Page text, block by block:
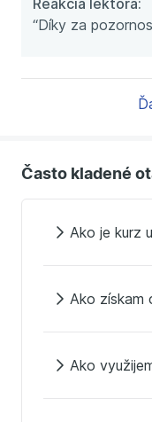
Reakcia lektora:
“Díky za
Často kladené
Ako je kurz
Ako získam
Ako